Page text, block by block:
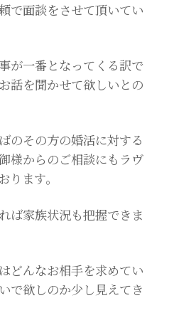
で面談をさせて頂いてい
が一番となってくる訳で
話を聞かせて欲しいとの
のその方の婚活に対する
様からのご相談にもラヴ
ります。
ば家族状況も把握できま
どんなお相手を求めてい
で欲しのか少し見えてき